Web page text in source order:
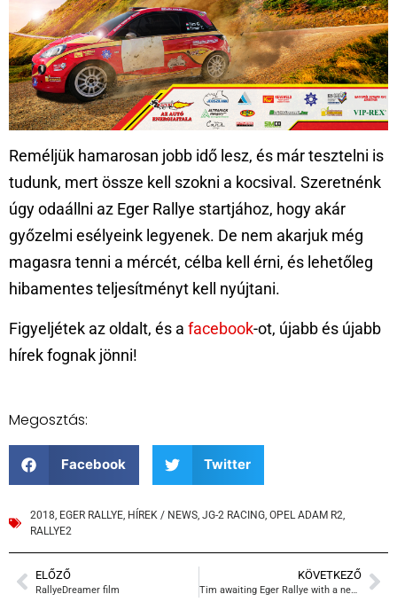
Reméljük hamarosan jobb idő lesz, és már tesztelni is
tudunk, mert össze kell szokni a kocsival. Szeretnénk
úgy odaállni az Eger Rallye startjához, hogy akár
győzelmi esélyeink legyenek. De nem akarjuk még
magasra tenni a mércét, célba kell érni, és lehetőleg
hibamentes teljesítményt kell nyújtani.
Figyeljétek az oldalt, és a facebook-ot, újabb és újabb
hírek fognak jönni!
Megosztás:
Facebook Twitter
2018, EGER RALLYE, HÍREK / NEWS, JG-2 RACING, OPEL ADAM R2,
RALLYE2
ELŐZŐ
RallyeDreamer film
KÖVETKEZŐ
Tim awaiting Eger Rallye with a new car!